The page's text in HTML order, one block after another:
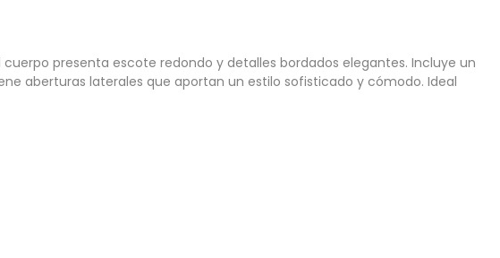
presenta escote redondo y detalles bordados elegantes. Incluye un
aberturas laterales que aportan un estilo sofisticado y cómodo. Ideal